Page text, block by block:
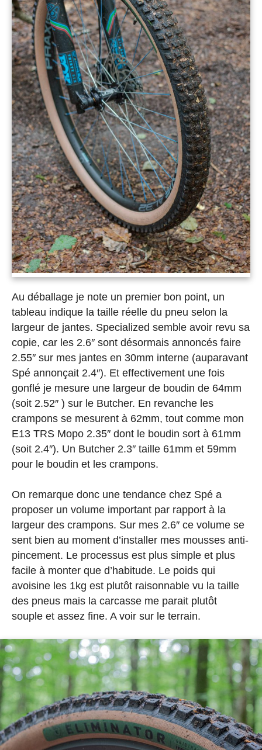
Au déballage je note un premier bon point, un
tableau indique la taille réelle du pneu selon la
largeur de jantes. Specialized semble avoir revu sa
copie, car les 2.6″ sont désormais annoncés faire
2.55″ sur mes jantes en 30mm interne (auparavant
Spé annonçait 2.4″). Et effectivement une fois
gonflé je mesure une largeur de boudin de 64mm
(soit 2.52″ ) sur le Butcher. En revanche les
crampons se mesurent à 62mm, tout comme mon
E13 TRS Mopo 2.35″ dont le boudin sort à 61mm
(soit 2.4″). Un Butcher 2.3″ taille 61mm et 59mm
pour le boudin et les crampons.
On remarque donc une tendance chez Spé a
proposer un volume important par rapport à la
largeur des crampons. Sur mes 2.6″ ce volume se
sent bien au moment d’installer mes mousses anti-
pincement. Le processus est plus simple et plus
facile à monter que d’habitude. Le poids qui
avoisine les 1kg est plutôt raisonnable vu la taille
des pneus mais la carcasse me parait plutôt
souple et assez fine. A voir sur le terrain.